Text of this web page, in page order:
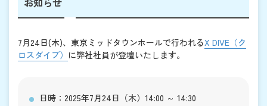
7月24日(木)、東京ミッドタウンホールで行われるX DIVE（ク
ロスダイブ） に弊社社員が登壇いたします。
日時：2025年7月24日（木）14:00 ～ 14:30